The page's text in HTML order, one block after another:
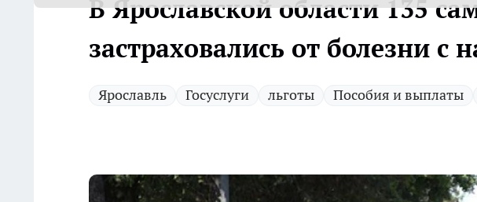
В Ярославской области 135
застраховались от болезни с
Ярославль Госуслуги льготы Пособия и выплаты